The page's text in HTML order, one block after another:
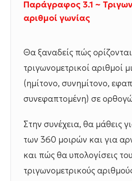
Παράγραφος 3.1 ~
αριθμοί γωνίας
Θα ξαναδείς πώς
τριγωνομετρικοί αριθμοί
(ημίτονο, συνημίτονο,
συνεφαπτομένη) σε
Στην συνέχεια, θα μάθεις
των 360 μοιρών και για
και πώς θα υπολογίσεις
τριγωνομετρικούς